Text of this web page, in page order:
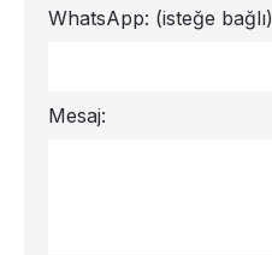
WhatsApp: (isteğe bağlı)
Mesaj: